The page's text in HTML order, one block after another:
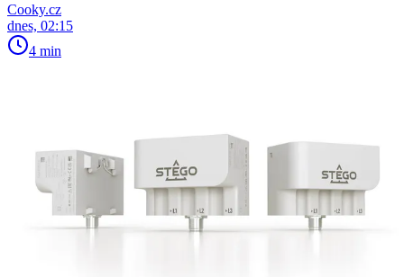
Cooky.cz
dnes, 02:15
4 min